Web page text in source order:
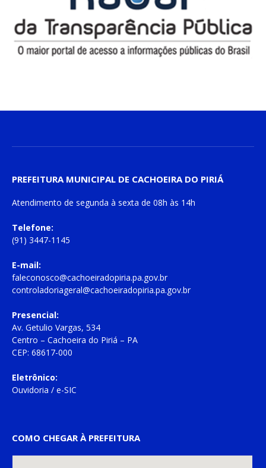
PREFEITURA MUNICIPAL DE CACHOEIRA DO PIRIÁ
Atendimento de segunda à sexta de 08h às 14h
Telefone:
(91) 3447-1145
E-mail:
faleconosco@cachoeiradopiria.pa.gov.br
controladoriageral@cachoeiradopiria.pa.gov.br
Presencial:
Av. Getulio Vargas, 534
Centro – Cachoeira do Piriá – PA
CEP: 68617-000
Eletrônico:
Ouvidoria / e-SIC
COMO CHEGAR À PREFEITURA